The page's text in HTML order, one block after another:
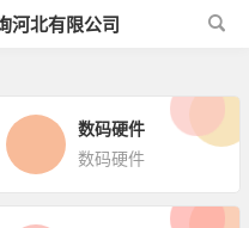
河北有限公司
数码硬件
数码硬件